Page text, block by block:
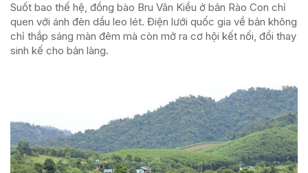
Suốt bao thế hệ, đồng bào Bru Vân Kiều ở bản Rào Con chỉ
quen với ánh đèn dầu leo lét. Điện lưới quốc gia về bản không
chỉ thắp sáng màn đêm mà còn mở ra cơ hội kết nối, đổi thay
sinh kế cho bản làng.